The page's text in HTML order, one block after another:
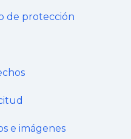
de protección
e imágenes